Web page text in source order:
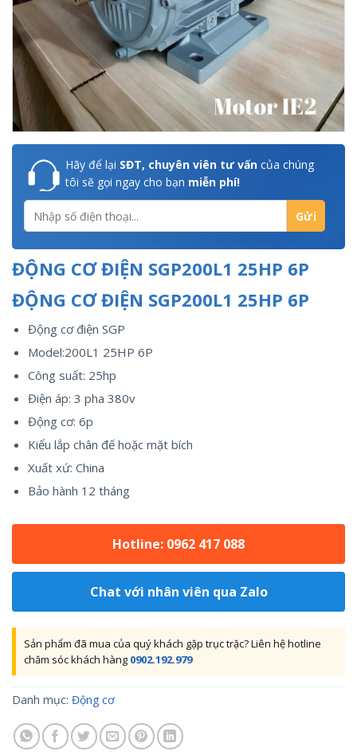
Hãy để lại SĐT, chuyên viên tư vấn của chúng
tôi sẽ gọi ngay cho bạn miễn phí!
ĐỘNG CƠ ĐIỆN SGP200L1 25HP 6P
ĐỘNG CƠ ĐIỆN SGP200L1 25HP 6P
Động cơ điện SGP
Model:200L1 25HP 6P
Công suất: 25hp
Điện áp: 3 pha 380v
Động cơ: 6p
Kiểu lắp chân đế hoặc mặt bích
Xuất xứ: China
Bảo hành 12 tháng
Hotline: 0962 417 088
Chat với nhân viên qua Zalo
Sản phẩm đã mua của quý khách gặp trục trặc? Liên hệ hotline
chăm sóc khách hàng 0902.192.979
Danh mục: Động cơ